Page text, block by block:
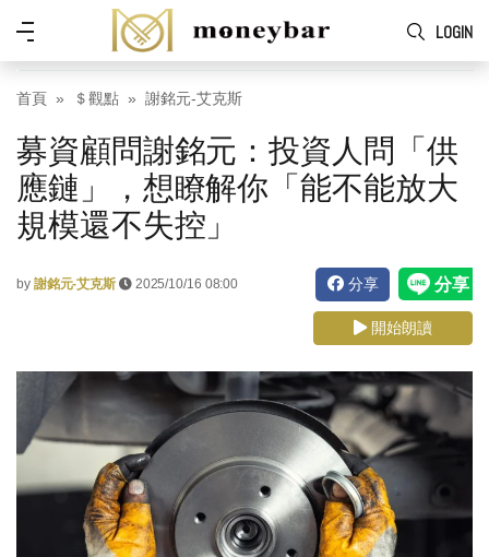
Skip to main content
LOGIN
功
能
表
首頁 ＄觀點 謝銘元-艾克斯
募資顧問謝銘元：投資人問「供
應鏈」，想瞭解你「能不能放大
規模還不失控」
by 謝銘元-艾克斯 2025/10/16 08:00 分享
開始朗讀